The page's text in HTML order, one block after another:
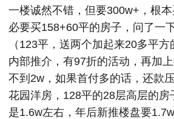
一楼诚然不错，但要300w+，根
必要买158+60平的房子，问了一
（123平，送两个加起来20多平
内部推介，有97折的活动，再加
不到2w，如果首付多的话，还款
花园洋房，128平的28层高层的房
是1.6w左右，年后新推楼盘要1.7w